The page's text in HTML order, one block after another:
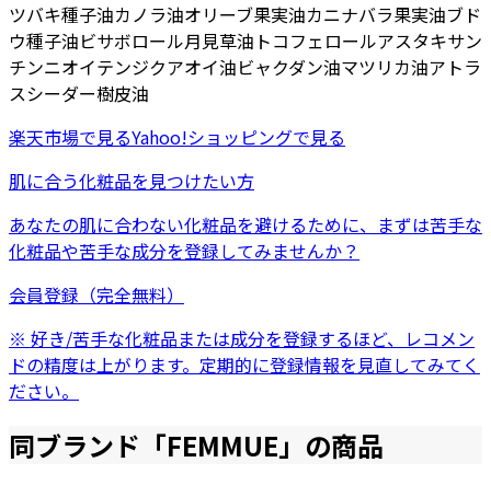
ツバキ種子油カノラ油オリーブ果実油カニナバラ果実油ブド
ウ種子油ビサボロール月見草油 トコフェロールアスタキサン
チンニオイテンジクアオイ油ビャクダン油マツリカ油アトラ
スシーダー樹皮油
楽天市場で見るYahoo!ショッピングで見る
肌に合う化粧品を見つけたい方
あなたの肌に合わない化粧品を避けるために、まずは苦手な
化粧品や苦手な成分を登録してみませんか？
会員登録（完全無料）
※ 好き/苦手な化粧品または成分を登録するほど、レコメン
ドの精度は上がります。定期的に登録情報を見直してみてく
ださい。
同ブランド「FEMMUE」の商品